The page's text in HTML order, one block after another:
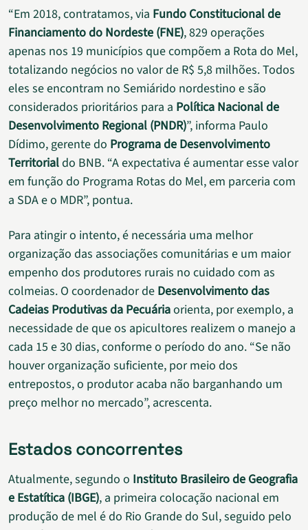
“Em 2018, contratamos, via Fundo Constitucional de
Financiamento do Nordeste (FNE), 829 operações
apenas nos 19 municípios que compõem a Rota do Mel,
totalizando negócios no valor de R$ 5,8 milhões. Todos
eles se encontram no Semiárido nordestino e são
considerados prioritários para a Política Nacional de
Desenvolvimento Regional (PNDR)”, informa Paulo
Dídimo, gerente do Programa de Desenvolvimento
Territorialdo BNB. “A expectativa é aumentar esse valor
em função do Programa Rotas do Mel, em parceria com
a SDA e o MDR”, pontua.
Para atingir o intento, é necessária uma melhor
organização das associações comunitárias e um maior
empenho dos produtores rurais no cuidado com as
colmeias. O coordenador de Desenvolvimento das
Cadeias Produtivas da Pecuáriaorienta, por exemplo, a
necessidade de que os apicultores realizem o manejo a
cada 15 e 30 dias, conforme o período do ano. “Se não
houver organização suficiente, por meio dos
entrepostos, o produtor acaba não barganhando um
preço melhor no mercado”, acrescenta.
Estados concorrentes
Atualmente, segundo o Instituto Brasileiro de Geografia
e Estatítica (IBGE), a primeira colocação nacional em
produção de mel é do Rio Grande do Sul, seguido pelo